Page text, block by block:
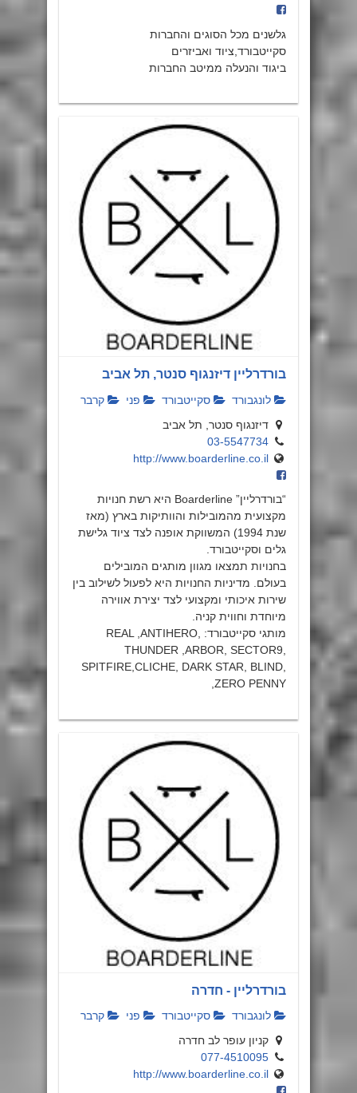
גלשנים מכל הסוגים והחברות
סקייטבורד,ציוד ואביזרים
ביגוד והנעלה ממיטב החברות
בורדרליין דיזנגוף סנטר, תל אביב
לונגבורד סקייטבורד פני
קרבר
דיזנגוף סנטר, תל אביב
03-5547734
http://www.boarderline.co.il
“בורדרליין” Boarderline היא רשת חנויות
מקצועית מהמובילות והוותיקות בארץ (מאז
שנת 1994) המשווקת אופנה לצד ציוד גלישת
גלים וסקייטבורד.
בחנויות תמצאו מגוון מותגים המובילים
בעולם. מדיניות החנויות היא לפעול לשילוב בין
שירות איכותי ומקצועי לצד יצירת אווירה
מיוחדת וחווית קניה.
מותגי סקייטבורד: REAL ,ANTIHERO,
THUNDER ,ARBOR, SECTOR9,
SPITFIRE,CLICHE, DARK STAR, BLIND,
ZERO PENNY,
בורדרליין - חדרה
לונגבורד סקייטבורד פני
קרבר
קניון עופר לב חדרה
077-4510095
http://www.boarderline.co.il